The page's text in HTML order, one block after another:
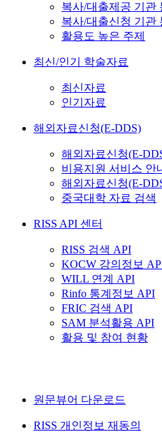
복사/대출제공 기관
복사/대출신청 기관
활용도 높은 주제
최신/인기 학술자료
최신자료
인기자료
해외자료신청(E-DDS)
해외자료신청(E-
비용지원 서비스 안
해외자료신청(E-
중국대학 자료 검색
RISS API 센터
RISS 검색 API
KOCW 강의정보
WILL 연계 API
Rinfo 통계정보 API
FRIC 검색 API
SAM 분석활용 API
활용 및 참여 현황
원문뷰어 다운로드
RISS 개인정보 재동의